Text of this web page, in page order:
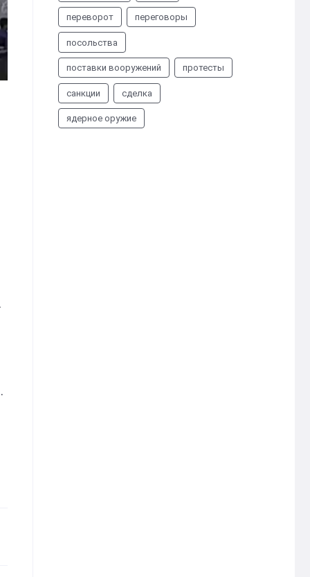
переворот переговоры
посольства
поставки вооружений протесты
санкции сделка
ядерное оружие